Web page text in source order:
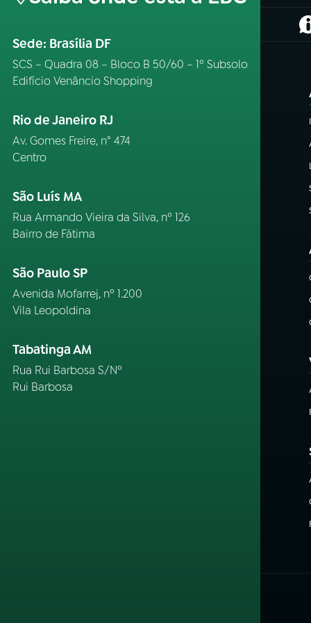
Sede: Brasília DF
SCS – Quadra 08 – Bloco B 50/60 – 1º Subsolo
Edifício Venâncio Shopping
Rio de Janeiro RJ
Av. Gomes Freire, n° 474
Centro
São Luís MA
Rua Armando Vieira da Silva, nº 126
Bairro de Fátima
São Paulo SP
Avenida Mofarrej, nº 1.200
Vila Leopoldina
Tabatinga AM
Rua Rui Barbosa S/Nº
Rui Barbosa